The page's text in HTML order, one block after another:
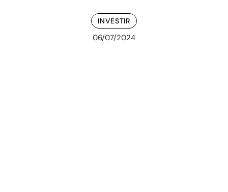
INVESTIR
06/07/2024